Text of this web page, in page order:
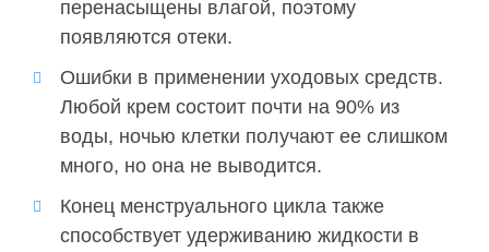
перенасыщены влагой, поэтому
появляются отеки.
Ошибки в применении уходовых средств.
Любой крем состоит почти на 90% из
воды, ночью клетки получают ее слишком
много, но она не выводится.
Конец менструального цикла также
способствует удерживанию жидкости в